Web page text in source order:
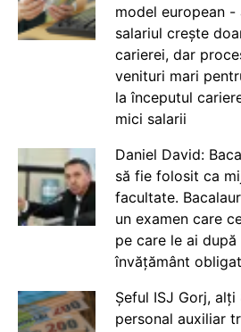
model european -
salariul crește
carierei, dar
venituri mari
la începutul
mici salarii
Daniel David:
să fie folosit ca
facultate.
un examen care
pe care le ai
învățământ
Șeful ISJ Gorj,
personal auxiliar